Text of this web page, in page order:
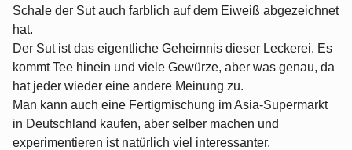
Schale der Sut auch farblich auf dem Eiweiß abgezeichnet
hat.
Der Sut ist das eigentliche Geheimnis dieser Leckerei. Es
kommt Tee hinein und viele Gewürze, aber was genau, da
hat jeder wieder eine andere Meinung zu.
Man kann auch eine Fertigmischung im Asia-Supermarkt
in Deutschland kaufen, aber selber machen und
experimentieren ist natürlich viel interessanter.